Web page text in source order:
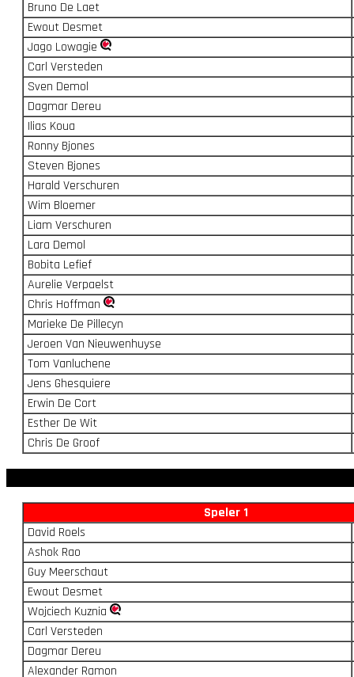
Bruno De Laet
Ewout Desmet
Jago Lowagie
Carl Versteden
Sven Demol
Dagmar Dereu
Ilias Koua
Ronny Bjones
Steven Bjones
Harald Verschuren
Wim Bloemer
Liam Verschuren
Lara Demol
Bobita Lefief
Aurelie Verpaelst
Chris Hoffman
Marieke De Pillecyn
Jeroen Van Nieuwenhuyse
Tom Vanluchene
Jens Ghesquiere
Erwin De Cort
Esther De Wit
Chris De Groof
Speler 1
David Roels
Ashok Rao
Guy Meerschaut
Ewout Desmet
Wojciech Kuznia
Carl Versteden
Dagmar Dereu
Alexander Ramon